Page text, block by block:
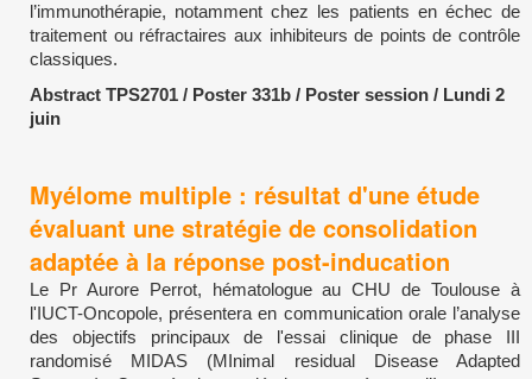
l’immunothérapie, notamment chez les patients en échec de
traitement ou réfractaires aux inhibiteurs de points de contrôle
classiques.
Abstract TPS2701 / Poster 331b / Poster session / Lundi 2
juin
Myélome multiple : résultat d'une étude
évaluant une stratégie de consolidation
adaptée à la réponse post-inducation
Le Pr Aurore Perrot, hématologue au CHU de Toulouse à
l'IUCT-Oncopole, présentera en communication orale l’analyse
des objectifs principaux de l'essai clinique de phase III
randomisé MIDAS (MInimal residual Disease Adapted